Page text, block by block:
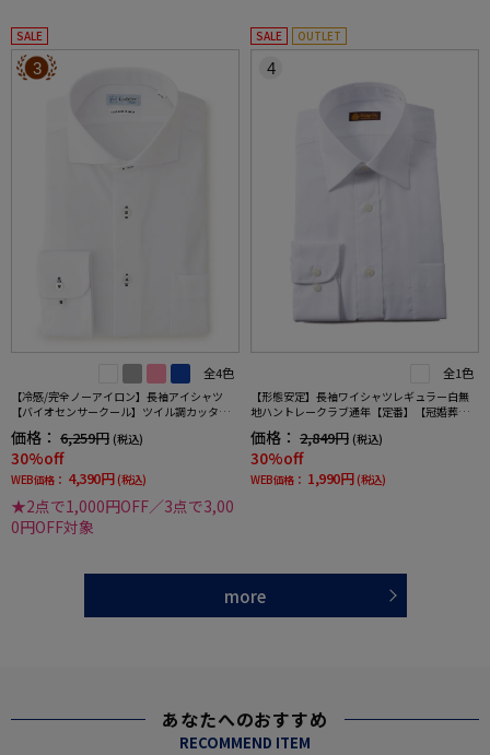
SALE
3
全4色
【冷感/完全ノーアイロン】長袖アイシャツ
【バイオセンサークール】ツイル調カッタウ
汗速乾ワイシャツ春夏
価格： 6,259円 (税込)
30%off
WEB価格： 4,390円 (税込)
★2点で1,000円OFF／3点で3,00
0円OFF対象
SALE OUTLET
4
全1色
【形態安定】長袖ワイシャツレギュラー白無
地ハントレークラブ通年【定番】【冠婚葬祭/
価格： 2,849円 (税込)
30%off
WEB価格： 1,990円 (税込)
more
あなたへのおすすめ
RECOMMEND ITEM